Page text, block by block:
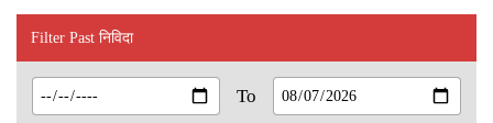
Filter Past निविदा
To